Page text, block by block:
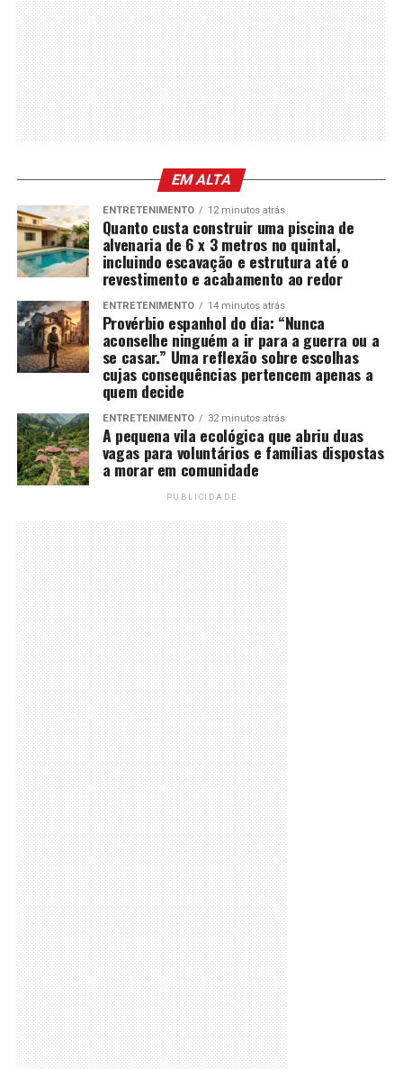
EM ALTA
ENTRETENIMENTO 12 minutos atrás
Quanto custa construir uma piscina de
alvenaria de 6 x 3 metros no quintal,
incluindo escavação e estrutura até o
revestimento e acabamento ao redor
ENTRETENIMENTO 14 minutos atrás
Provérbio espanhol do dia: “Nunca
aconselhe ninguém a ir para a guerra ou a
se casar.” Uma reflexão sobre escolhas
cujas consequências pertencem apenas a
quem decide
ENTRETENIMENTO 32 minutos atrás
A pequena vila ecológica que abriu duas
vagas para voluntários e famílias dispostas
a morar em comunidade
PUBLICIDADE